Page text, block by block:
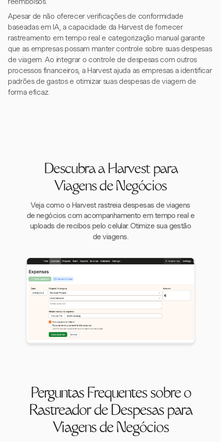
Apesar de não oferecer verificações de conformidade
baseadas em IA, a capacidade da Harvest de fornecer
rastreamento em tempo real e categorização manual garante
que as empresas possam manter controle sobre suas despesas
de viagem. Ao integrar o controle de despesas com outros
processos financeiros, a Harvest ajuda as empresas a identificar
padrões de gastos e otimizar suas despesas de viagem de
forma eficaz.
Descubra a Harvest para
Viagens de Negócios
Veja como o Harvest rastreia despesas de viagens
de negócios com acompanhamento em tempo real e
uploads de recibos pelo celular. Otimize sua gestão
de viagens.
Perguntas Frequentes sobre o
Rastreador de Despesas para
Viagens de Negócios